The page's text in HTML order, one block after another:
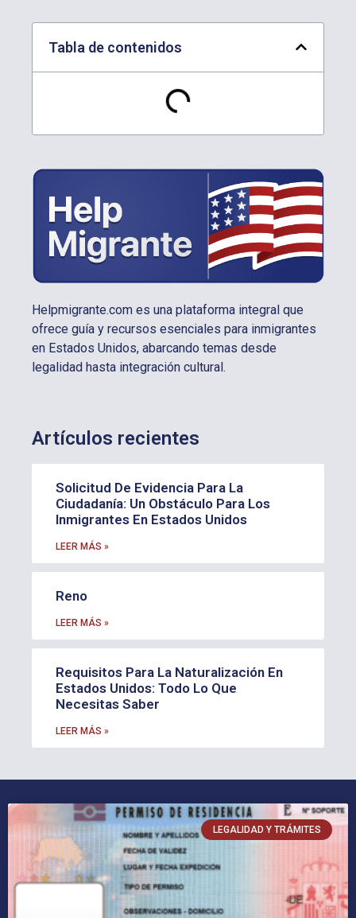
Tabla de contenidos
Helpmigrante.com es una plataforma integral que
ofrece guía y recursos esenciales para inmigrantes
en Estados Unidos, abarcando temas desde
legalidad hasta integración cultural.
Artículos recientes
Solicitud De Evidencia Para La
Ciudadanía: Un Obstáculo Para Los
Inmigrantes En Estados Unidos
LEER MÁS »
Reno
LEER MÁS »
Requisitos Para La Naturalización En
Estados Unidos: Todo Lo Que
Necesitas Saber
LEER MÁS »
LEGALIDAD Y TRÁMITES